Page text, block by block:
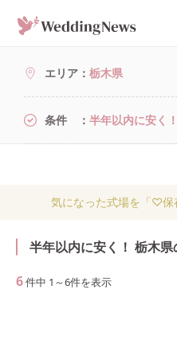
エリア 栃木県
条件 半年以内に安く！
気になった式場を「♡保
半年以内に安く！ 栃木
6件中 1 ～6件を表示